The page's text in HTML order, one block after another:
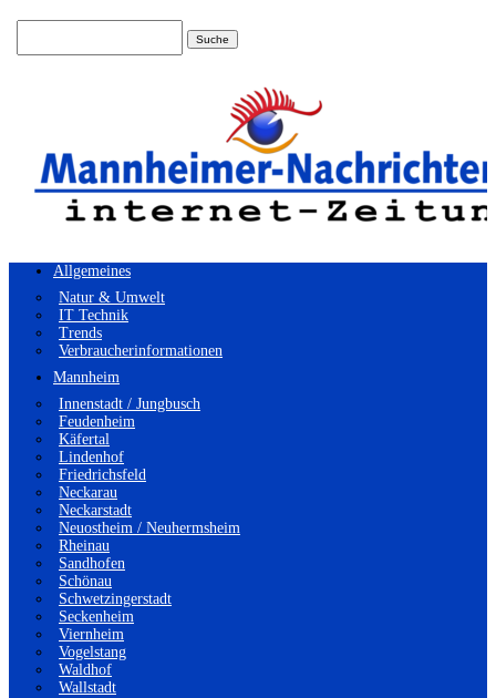
Allgemeines
Natur & Umwelt
IT Technik
Trends
Verbraucherinformationen
Mannheim
Innenstadt / Jungbusch
Feudenheim
Käfertal
Lindenhof
Friedrichsfeld
Neckarau
Neckarstadt
Neuostheim / Neuhermsheim
Rheinau
Sandhofen
Schönau
Schwetzingerstadt
Seckenheim
Viernheim
Vogelstang
Waldhof
Wallstadt